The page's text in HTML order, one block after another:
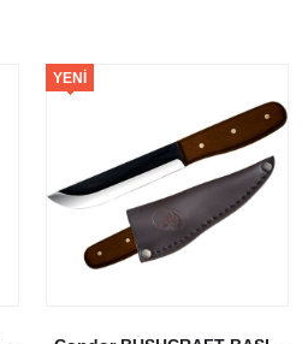
YENI